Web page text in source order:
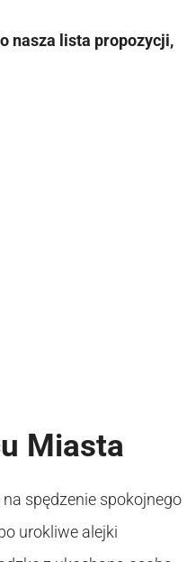
nasza lista propozycji,
Miasta
spędzenie spokojnego
urokliwe alejki